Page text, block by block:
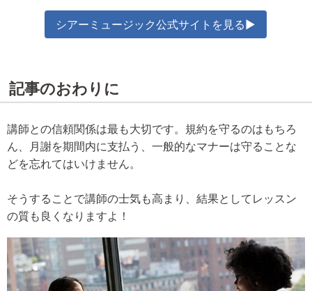
シアーミュージック公式サイトを見る▶
記事のおわりに
講師との信頼関係は最も大切です。規約を守るのはもちろ
ん、月謝を期間内に支払う、一般的なマナーは守ることな
どを忘れてはいけません。
そうすることで講師の士気も高まり、結果としてレッスン
の質も良くなりますよ！